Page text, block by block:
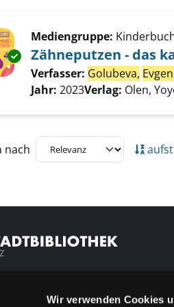
Wir verwenden Cookies
Exemplar-Details von
Mediengruppe:
Zähneputzen - das
Verfasser: Golubeva,
Jahr: 2023Verlag: Olen,
springen
nach